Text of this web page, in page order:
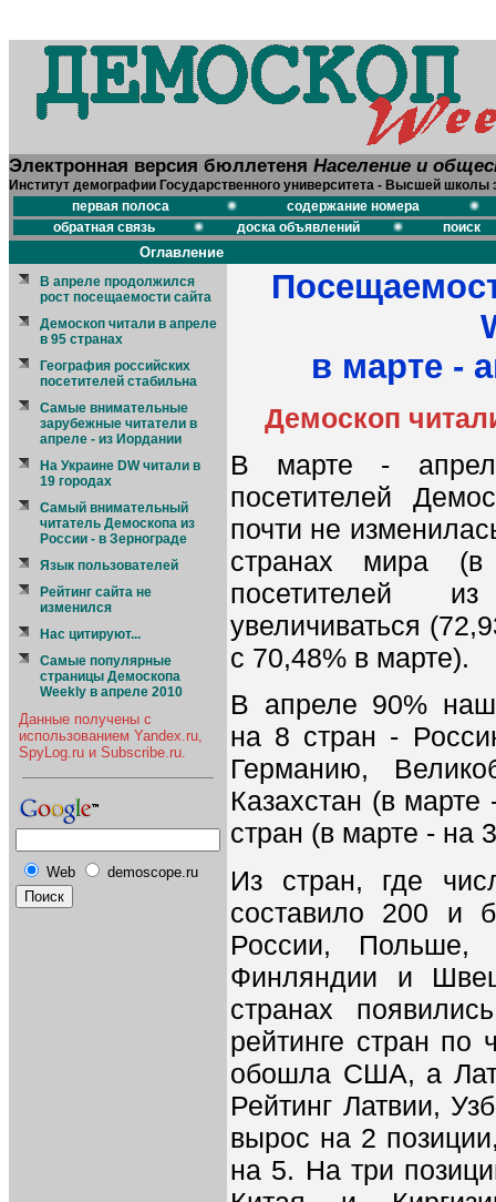
Электронная версия бюллетеня Население и
Институт демографии Государственного университета - Высшей школы
первая полоса
содержание номера
обратная связь
доска объявлений поиск
Оглавление
В апреле продолжился
рост посещаемости сайта
Демоскоп читали в апреле
в 95 странах
География российских
посетителей стабильна
Самые внимательные
зарубежные читатели в
апреле - из Иордании
На Украине DW читали в
19 городах
Cамый внимательный
читатель Демоскопа из
России - в Зернограде
Язык пользователей
Рейтинг сайта не
изменился
Нас цитируют...
Самые популярные
страницы Демоскопа
Weekly в апреле 2010
Данные получены с
использованием Yandex.ru,
SpyLog.ru и Subscribe.ru.
Web demoscope.ru
в марте -
Демоскоп
В марте -
посетителей
почти не
странах мира
посетителей
увеличиваться
с 70,48% в марте).
В апреле 90%
на 8 стран -
Германию,
Казахстан (в
стран (в марте - на
Из стран, где
составило 200 и
России, Польше,
Финляндии и
странах
рейтинге стран по
обошла США, а
Рейтинг Латвии,
вырос на 2
на 5. На три